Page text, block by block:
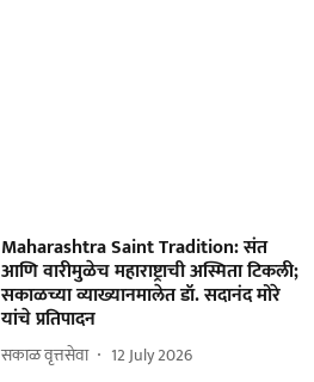
Maharashtra Saint Tradition: संत
आणि वारीमुळेच महाराष्ट्राची अस्मिता टिकली;
सकाळच्या व्याख्यानमालेत डॉ. सदानंद मोरे
यांचे प्रतिपादन
सकाळ वृत्तसेवा 12 July 2026